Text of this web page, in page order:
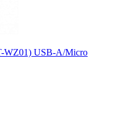
WZ01) USB-A/Micro